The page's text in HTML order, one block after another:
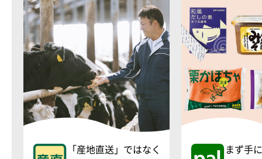
「産地直送」ではなく
まず手